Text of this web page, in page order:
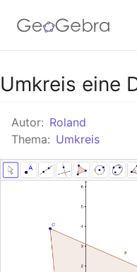
Google Classroom
GeoGebra Classroom
Umkreis eine
Autor: Roland
Thema: Umkreis